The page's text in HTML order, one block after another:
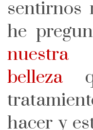
sentirnos
he
nuestra
belleza
hacer y